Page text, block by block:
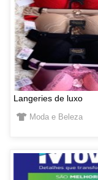
Langeries de luxo
Moda e Beleza